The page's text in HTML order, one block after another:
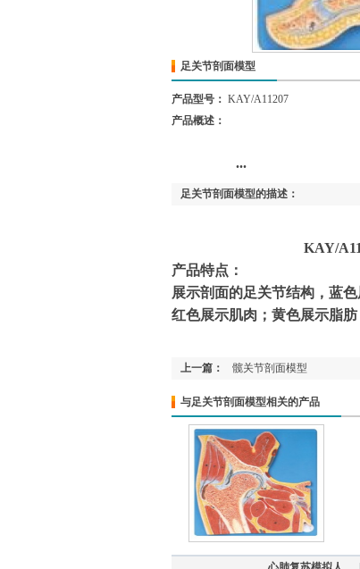
足关节剖面模型
产品型号： KAY/A11207
产品概述：
...
足关节剖面模型的描述：
KAY/A11207足
产品特点：
展示剖面的足关节结构，蓝
红色展示肌肉；黄色展示脂
上一篇： 髋关节剖面模型
与足关节剖面模型相关的产品